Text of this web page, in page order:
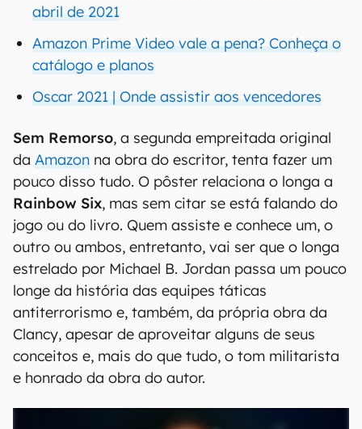
abril de 2021
Amazon Prime Video vale a pena? Conheça o
catálogo e planos
Oscar 2021 | Onde assistir aos vencedores
Sem Remorso, a segunda empreitada original
da Amazon na obra do escritor, tenta fazer um
pouco disso tudo. O pôster relaciona o longa a
Rainbow Six, mas sem citar se está falando do
jogo ou do livro. Quem assiste e conhece um, o
outro ou ambos, entretanto, vai ser que o longa
estrelado por Michael B. Jordan passa um pouco
longe da história das equipes táticas
antiterrorismo e, também, da própria obra da
Clancy, apesar de aproveitar alguns de seus
conceitos e, mais do que tudo, o tom militarista
e honrado da obra do autor.